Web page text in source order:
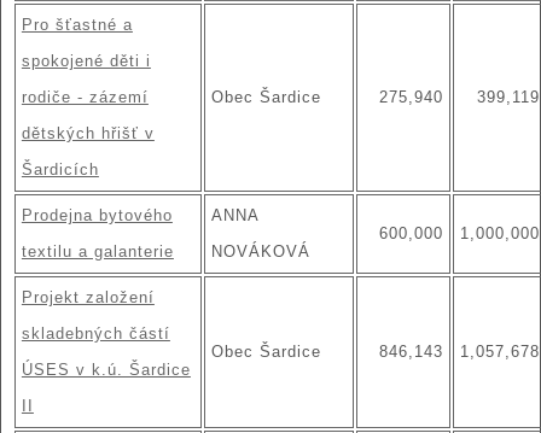
Pro šťastné a
spokojené děti i
rodiče - zázemí
dětských hřišť v
Šardicích
Obec Šardice 275,940 399,119
Prodejna bytového
textilu a galanterie
ANNA
NOVÁKOVÁ
600,000 1,000,000
Projekt založení
skladebných částí
ÚSES v k.ú. Šardice
Obec Šardice 846,143 1,057,678